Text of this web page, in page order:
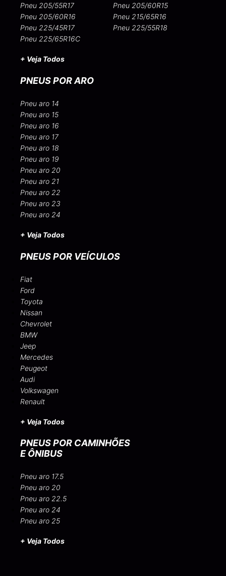
Pneu 205/55R17
Pneu 205/60R15
Pneu 205/60R16
Pneu 215/65R16
Pneu 225/45R17
Pneu 225/55R18
Pneu 225/65R16C
+ Veja Todos
PNEUS POR ARO
Pneu aro 14
Pneu aro 15
Pneu aro 16
Pneu aro 17
Pneu aro 18
Pneu aro 19
Pneu aro 20
Pneu aro 21
Pneu aro 22
Pneu aro 23
Pneu aro 24
+ Veja Todos
PNEUS POR VEÍCULOS
Fiat
Ford
Toyota
Nissan
Chevrolet
BMW
Jeep
Mercedes
Peugeot
Audi
Volkswagen
Renault
+ Veja Todos
PNEUS POR CAMINHÕES
E ÔNIBUS
Pneu aro 17.5
Pneu aro 20
Pneu aro 22.5
Pneu aro 24
Pneu aro 25
+ Veja Todos